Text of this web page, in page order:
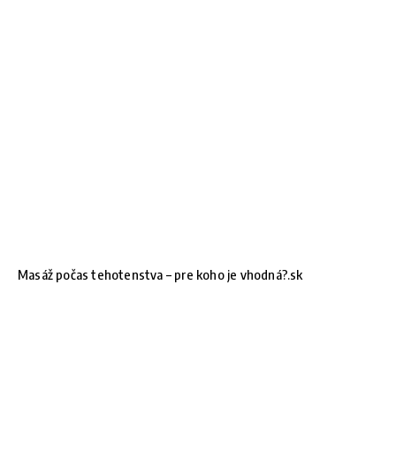
Masáž počas tehotenstva – pre koho je vhodná?.sk